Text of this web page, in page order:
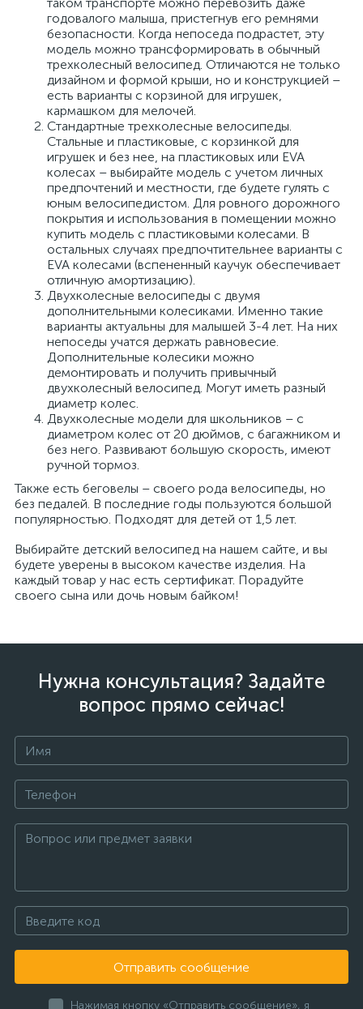
годовалого малыша, пристегнув его ремнями
безопасности. Когда непоседа подрастет, эту
модель можно трансформировать в обычный
трехколесный велосипед. Отличаются не только
дизайном и формой крыши, но и конструкцией –
есть варианты с корзиной для игрушек,
кармашком для мелочей.
Стандартные трехколесные велосипеды.
Стальные и пластиковые, с корзинкой для
игрушек и без нее, на пластиковых или EVA
колесах – выбирайте модель с учетом личных
предпочтений и местности, где будете гулять с
юным велосипедистом. Для ровного дорожного
покрытия и использования в помещении можно
купить модель с пластиковыми колесами. В
остальных случаях предпочтительнее варианты с
EVA колесами (вспененный каучук обеспечивает
отличную амортизацию).
Двухколесные велосипеды с двумя
дополнительными колесиками. Именно такие
варианты актуальны для малышей 3-4 лет. На них
непоседы учатся держать равновесие.
Дополнительные колесики можно
демонтировать и получить привычный
двухколесный велосипед. Могут иметь разный
диаметр колес.
Двухколесные модели для школьников – с
диаметром колес от 20 дюймов, с багажником и
без него. Развивают большую скорость, имеют
ручной тормоз.
Также есть беговелы – своего рода велосипеды, но
без педалей. В последние годы пользуются большой
популярностью. Подходят для детей от 1,5 лет.
Выбирайте детский велосипед на нашем сайте, и вы
будете уверены в высоком качестве изделия. На
каждый товар у нас есть сертификат. Порадуйте
своего сына или дочь новым байком!
Нужна консультация? Задайте
вопрос прямо сейчас!
Отправить сообщение
Нажимая кнопку «Отправить сообщение», я